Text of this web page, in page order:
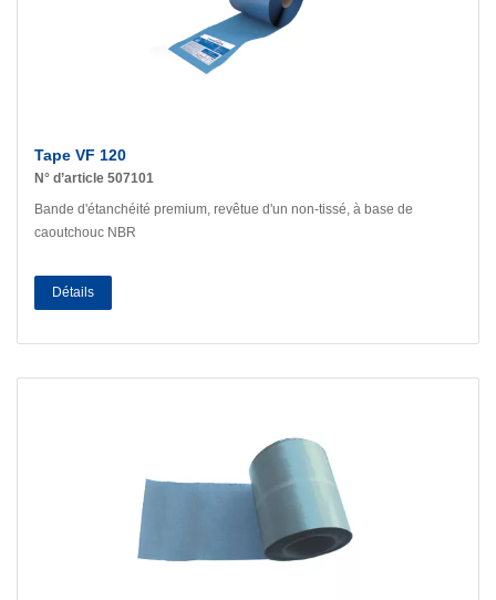
Tape VF 120
N° d’article 507101
Bande d'étanchéité premium, revêtue d'un non-tissé, à base de
caoutchouc NBR
Détails